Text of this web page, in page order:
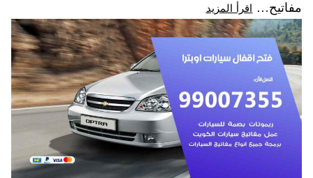
مفاتيح…
اقرأ المزيد